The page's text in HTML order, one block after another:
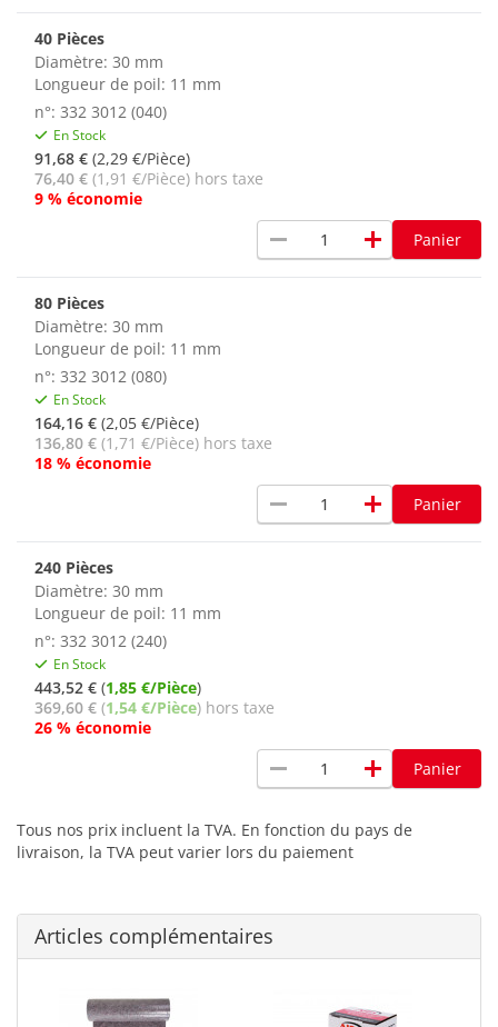
40 Pièces
Diamètre: 30 mm
Longueur de poil: 11 mm
n°: 332 3012 (040)
En Stock
91,68 € (2,29 €/Pièce)
76,40 € (1,91 €/Pièce) hors taxe
9 % économie
remove add Panier
80 Pièces
Diamètre: 30 mm
Longueur de poil: 11 mm
n°: 332 3012 (080)
En Stock
164,16 € (2,05 €/Pièce)
136,80 € (1,71 €/Pièce) hors taxe
18 % économie
remove add Panier
240 Pièces
Diamètre: 30 mm
Longueur de poil: 11 mm
n°: 332 3012 (240)
En Stock
443,52 € (1,85 €/Pièce)
369,60 € (1,54 €/Pièce) hors taxe
26 % économie
remove add Panier
Tous nos prix incluent la TVA. En fonction du pays de
livraison, la TVA peut varier lors du paiement
Articles complémentaires